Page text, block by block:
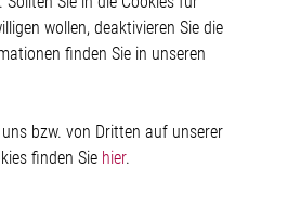
wollen, deaktivieren Sie die
finden Sie in unseren
bzw. von Dritten auf unserer
finden Sie hier.